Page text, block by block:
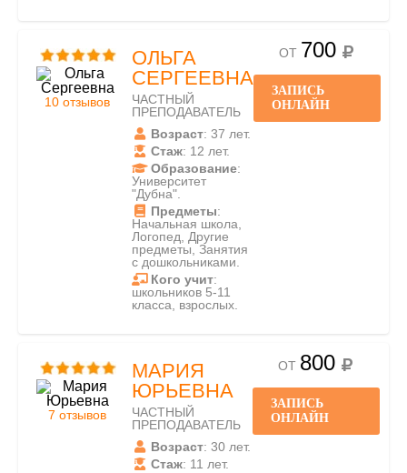
10 отзывов
ОЛЬГА
СЕРГЕЕВНА
ЧАСТНЫЙ
ПРЕПОДАВАТЕЛЬ
Возраст: 37 лет.
Стаж: 12 лет.
Образование:
Университет
"Дубна".
Предметы:
Начальная школа,
Логопед, Другие
предметы, Занятия
с дошкольниками.
Кого учит:
школьников 5-11
класса, взрослых.
ОТ 700
ЗАПИСЬ
ОНЛАЙН
7 отзывов
МАРИЯ
ЮРЬЕВНА
ЧАСТНЫЙ
ПРЕПОДАВАТЕЛЬ
Возраст: 30 лет.
Стаж: 11 лет.
ОТ 800
ЗАПИСЬ
ОНЛАЙН